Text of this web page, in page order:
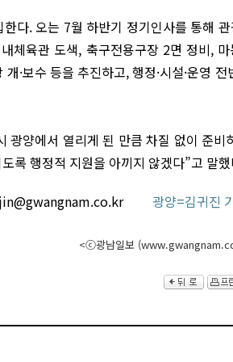
다. 오는 7월 하반기 정기인사를 통해
체육관 도색, 축구전용구장 2면 정비,
·보수 등을 추진하고, 행정·시설·운영
광양에서 열리게 된 만큼 차질 없이 준비
록 행정적 지원을 아끼지 않겠다”고 말
광양=김귀진
<ⓒ광남일보